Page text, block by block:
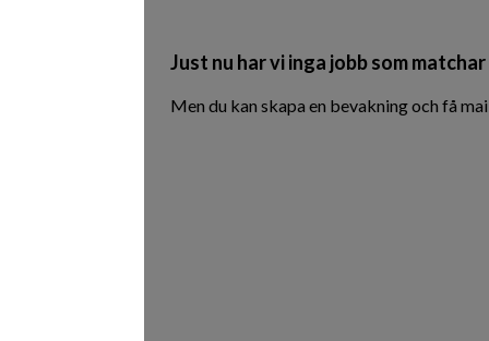
Just nu har vi inga jobb som
Men du kan skapa en bevakning och få